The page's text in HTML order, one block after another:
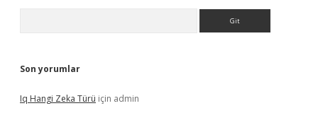
Son yorumlar
Iq Hangi Zeka Türü için admin